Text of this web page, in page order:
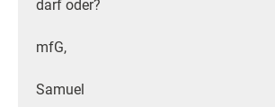
darf oder?
mfG,
Samuel